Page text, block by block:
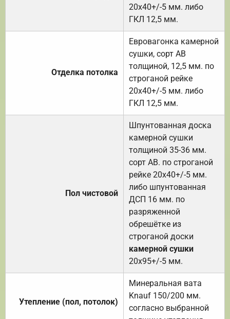
20х40+/-5 мм. либо
ГКЛ 12,5 мм.
Отделка потолка
Евровагонка камерной
сушки, сорт АВ
толщиной, 12,5 мм. по
строганой рейке
20х40+/-5 мм. либо
ГКЛ 12,5 мм.
Пол чистовой
Шпунтованная доска
камерной сушки
толщиной 35-36 мм.
сорт АВ. по строганой
рейке 20х40+/-5 мм.
либо шпунтованная
ДСП 16 мм. по
разряженной
обрешётке из
строганой доски
камерной сушки
20х95+/-5 мм.
Утепление (пол, потолок)
Минеральная вата
Knauf 150/200 мм.
согласно выбранной